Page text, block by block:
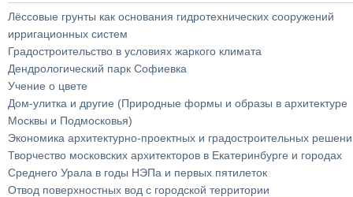
Лёссовые грунты как основания гидротехнических сооружений
ирригационных систем
Градостроительство в условиях жаркого климата
Дендрологический парк Софиевка
Учение о цвете
Дом-улитка и другие (Природные формы и образы в архитектуре
Москвы и Подмосковья)
Экономика архитектурно-проектных и градостроительных
Творчество московских архитекторов в Екатеринбурге и городах
Среднего Урала в годы НЭПа и первых пятилеток
Отвод поверхностных вод с городской территории